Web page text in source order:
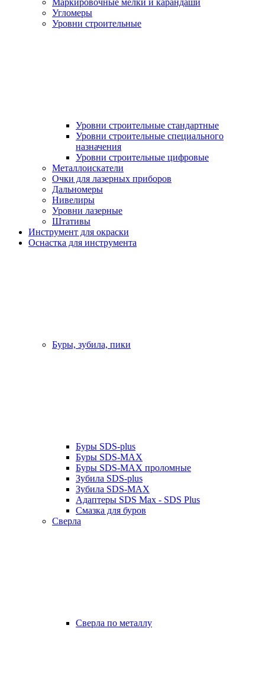
Маркировочные мелки и карандаши
Угломеры
Уровни строительные
Уровни строительные стандартные
Уровни строительные специального
назначения
Уровни строительные цифровые
Металлоискатели
Очки для лазерных приборов
Дальномеры
Нивелиры
Уровни лазерные
Штативы
Инструмент для окраски
Оснастка для инструмента
Буры, зубила, пики
Буры SDS-plus
Буры SDS-MAX
Буры SDS-MAX проломные
Зубила SDS-plus
Зубила SDS-MAX
Адаптеры SDS Max - SDS Plus
Смазка для буров
Сверла
Сверла по металлу